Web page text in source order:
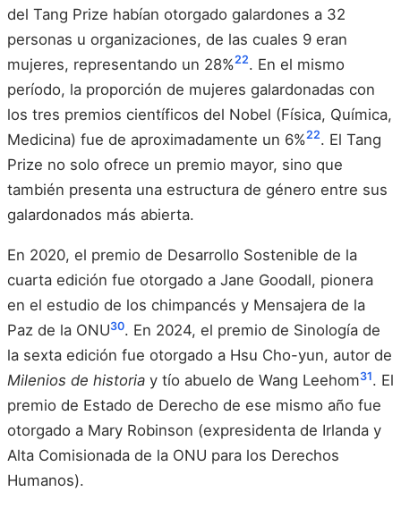
del Tang Prize habían otorgado galardones a 32
personas u organizaciones, de las cuales 9 eran
mujeres, representando un 28%22. En el mismo
período, la proporción de mujeres galardonadas con
los tres premios científicos del Nobel (Física, Química,
Medicina) fue de aproximadamente un 6%22. El Tang
Prize no solo ofrece un premio mayor, sino que
también presenta una estructura de género entre sus
galardonados más abierta.
En 2020, el premio de Desarrollo Sostenible de la
cuarta edición fue otorgado a Jane Goodall, pionera
en el estudio de los chimpancés y Mensajera de la
Paz de la ONU30. En 2024, el premio de Sinología de
la sexta edición fue otorgado a Hsu Cho-yun, autor de
Milenios de historia y tío abuelo de Wang Leehom31. El
premio de Estado de Derecho de ese mismo año fue
otorgado a Mary Robinson (expresidenta de Irlanda y
Alta Comisionada de la ONU para los Derechos
Humanos).